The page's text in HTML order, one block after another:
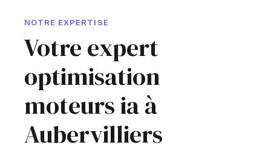
NOTRE EXPERTISE
Votre expert
optimisation
moteurs ia à
Aubervilliers